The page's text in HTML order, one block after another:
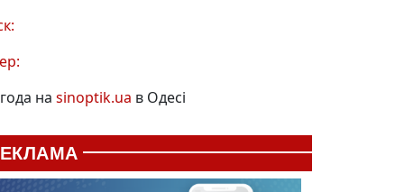
на sinoptik.ua в Одесі